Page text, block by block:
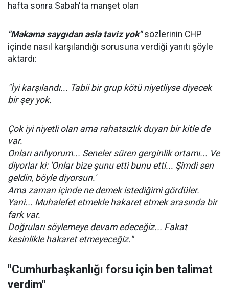
hafta sonra Sabah'ta manşet olan
"Makama saygıdan asla taviz yok"sözlerinin CHP
içinde nasıl karşılandığı sorusuna verdiği yanıtı şöyle
aktardı:
"İyi karşılandı... Tabii bir grup kötü niyetliyse diyecek
bir şey yok.
Çok iyi niyetli olan ama rahatsızlık duyan bir kitle de
var.
Onları anlıyorum... Seneler süren gerginlik ortamı... Ve
diyorlar ki: 'Onlar bize şunu etti bunu etti... Şimdi sen
geldin, böyle diyorsun.'
Ama zaman içinde ne demek istediğimi gördüler.
Yani... Muhalefet etmekle hakaret etmek arasında bir
fark var.
Doğruları söylemeye devam edeceğiz... Fakat
kesinlikle hakaret etmeyeceğiz."
"Cumhurbaşkanlığı forsu için ben talimat
verdim"